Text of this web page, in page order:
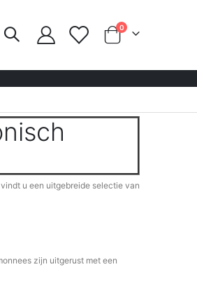
kar
0producten
u een uitgebreide selectie van
zijn uitgerust met een